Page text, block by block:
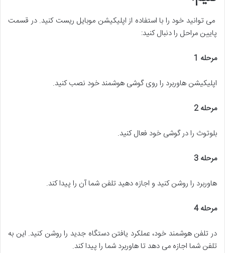
می توانید خود را با استفاده از اپلیکیشن موبایل ریست کنید. در قسمت
پایین مراحل را دنبال کنید:
مرحله 1
اپلیکیشن هاوربرد را روی گوشی هوشمند خود نصب کنید.
مرحله 2
بلوتوث را در گوشی خود فعال کنید.
مرحله 3
هاوربرد را روشن کنید و اجازه دهید تلفن شما آن را پیدا کند.
مرحله 4
در تلفن هوشمند خود، عملکرد یافتن دستگاه جدید را روشن کنید. این به
تلفن شما اجازه می دهد تا هاوربرد شما را پیدا کند.